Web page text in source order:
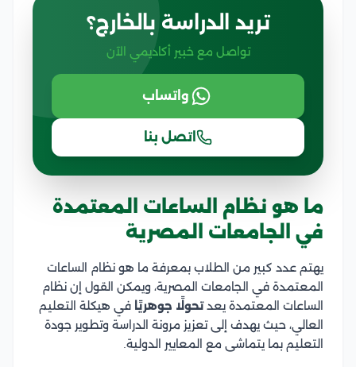
تريد الدراسة بالخارج؟
تواصل مع خبير أكاديمي الآن
واتساب
اتصل بنا
ما هو نظام الساعات المعتمدة
في الجامعات المصرية
يهتم عدد كبير من الطلاب بمعرفة ما هو نظام الساعات
المعتمدة في الجامعات المصرية، ويمكن القول إن نظام
الساعات المعتمدة يعدتحولًا جوهريًا في هيكلة التعليم
العالي، حيث يهدف إلى تعزيز مرونة الدراسة وتطوير جودة
التعليم بما يتماشى مع المعايير الدولية.